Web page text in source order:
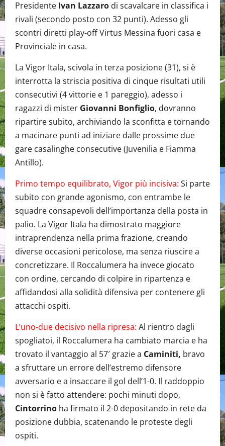
Presidente Ivan Lazzaro di scavalcare in classifica i
rivali (secondo posto con 32 punti). Adesso gli
scontri diretti play-off Virtus Messina fuori casa e
Provinciale in casa.
La Vigor Itala, scivola in terza posizione (31), si è
interrotta la striscia positiva di cinque risultati utili
consecutivi (4 vittorie e 1 pareggio), adesso i
ragazzi di mister Giovanni Bonfiglio, dovranno
ripartire subito, archiviando la sconfitta e tornando
a macinare punti ad iniziare dalle prossime due
gare casalinghe consecutive (Juvenilia e Fiamma
Antillo).
Primo tempo equilibrato, Vigor più incisiva: Si parte
subito con grande agonismo, con entrambe le
squadre consapevoli dell’importanza della posta in
palio. La Vigor Itala ha dimostrato maggiore
intraprendenza nella prima frazione, creando
diverse occasioni pericolose, ma senza riuscire a
concretizzare. Il Roccalumera ha invece giocato
con ordine, cercando di colpire in ripartenza e
affidandosi alla solidità difensiva per contenere gli
attacchi ospiti.
L’uno-due decisivo nella ripresa: Al rientro dagli
spogliatoi, il Roccalumera ha cambiato marcia e ha
trovato il vantaggio al 57′ grazie a Caminiti, bravo
a sfruttare un errore dell’estremo difensore
avversario e a insaccare il gol dell’1-0. Il raddoppio
non si è fatto attendere: pochi minuti dopo,
Cintorrino ha firmato il 2-0 depositando in rete da
posizione dubbia, scatenando le proteste degli
ospiti.